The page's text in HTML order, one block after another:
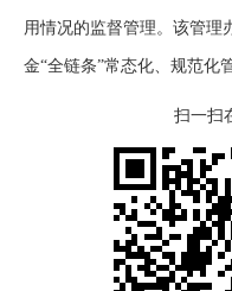
用情况的监督管理。该管理
金“全链条”常态化、规范化
扫一扫